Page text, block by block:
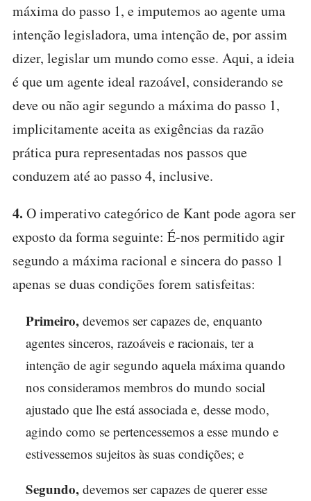
máxima do passo 1, e imputemos ao agente uma
intenção legisladora, uma intenção de, por assim
dizer, legislar um mundo como esse. Aqui, a ideia
é que um agente ideal razoável, considerando se
deve ou não agir segundo a máxima do passo 1,
implicitamente aceita as exigências da razão
prática pura representadas nos passos que
conduzem até ao passo 4, inclusive.
4. O imperativo categórico de Kant pode agora ser
exposto da forma seguinte: É-nos permitido agir
segundo a máxima racional e sincera do passo 1
apenas se duas condições forem satisfeitas:
Primeiro, devemos ser capazes de, enquanto
agentes sinceros, razoáveis e racionais, ter a
intenção de agir segundo aquela máxima quando
nos consideramos membros do mundo social
ajustado que lhe está associada e, desse modo,
agindo como se pertencessemos a esse mundo e
estivessemos sujeitos às suas condições; e
Segundo, devemos ser capazes de querer esse